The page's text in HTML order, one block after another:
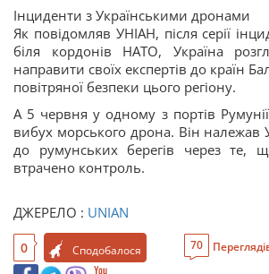
Інциденти з Українськими дронами
Як повідомляв УНІАН, після серії
біля кордонів НАТО, Україна
направити своїх експертів до країн
повітряної безпеки цього регіону.
А 5 червня у одному з портів
вибух морського дрона. Він належав
до румунських берегів через
втрачено контроль.
ДЖЕРЕЛО : UNIAN
0 Сподобалося 70